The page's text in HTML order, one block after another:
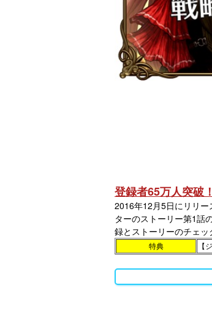
登録者65万人突破！
2016年12月5日にリリ
ターのストーリー第1話
録とストーリーのチェッ
特典 【